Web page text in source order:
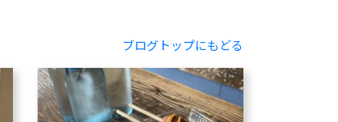
ブログトップにもどる